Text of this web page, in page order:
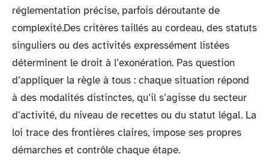
réglementation précise, parfois déroutante de
complexité.Des critères taillés au cordeau, des statuts
singuliers ou des activités expressément listées
déterminent le droit à l’exonération. Pas question
d’appliquer la règle à tous : chaque situation répond
à des modalités distinctes, qu’il s’agisse du secteur
d’activité, du niveau de recettes ou du statut légal. La
loi trace des frontières claires, impose ses propres
démarches et contrôle chaque étape.